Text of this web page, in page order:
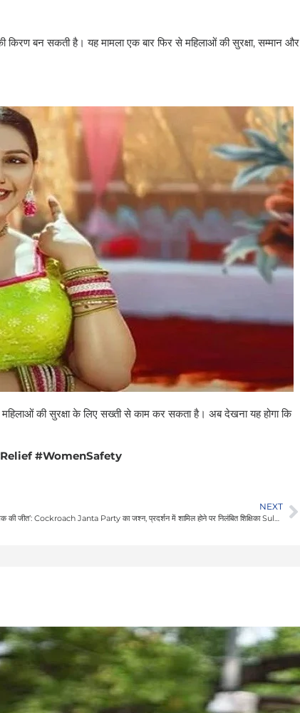
बन सकती है। यह मामला एक बार फिर से महिलाओं की सुरक्षा, सम्मान और
की सुरक्षा के लिए सख्ती से काम कर सकता है। अब देखना यह होगा कि
#WomenSafety
NEXT
‘हर शिक्षक की जीत’: Cockroach Janta Party का जश्न, प्रदर्शन में शामिल होने पर निलंबित शिक्षिका Sulekha Dalal को नौकरी वापस